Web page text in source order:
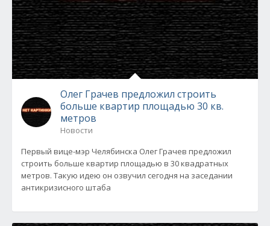
Олег Грачев предложил строить
больше квартир площадью 30 кв.
метров
Новости
Первый вице-мэр Челябинска Олег Грачев предложил
строить больше квартир площадью в 30 квадратных
метров. Такую идею он озвучил сегодня на заседании
антикризисного штаба